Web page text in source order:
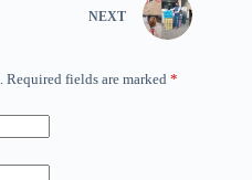
NEXT
Required fields are marked *